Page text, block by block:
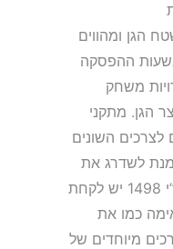
הגן ומהווים
ההפסקה
משחק
הגן. מתקני
לצרכים השונים
מנת לשדרג את
חצר הגן ולהתאים אותה לת”י 1498 יש לקחת
כמו את
מיוחדים של